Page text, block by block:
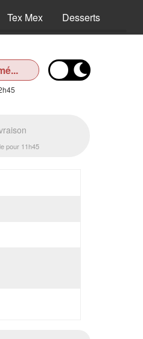
Tex Mex Desserts
pour 11h45